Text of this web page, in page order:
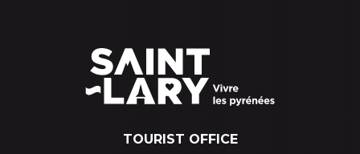
TOURIST OFFICE